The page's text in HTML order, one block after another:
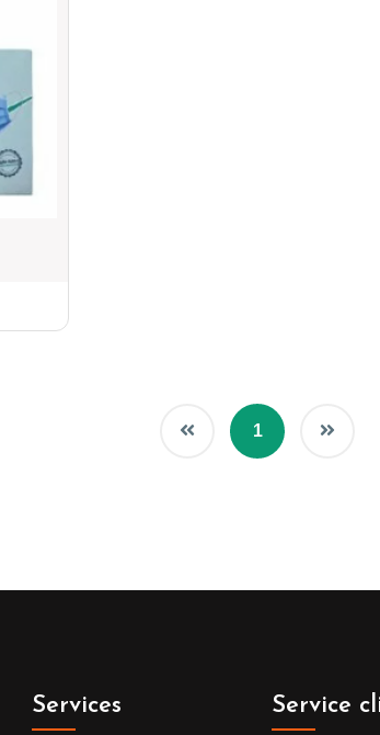
1
Services Service